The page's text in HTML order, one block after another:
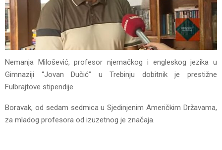
Nemanja Milošević, profesor njemačkog i engleskog jezika u
Gimnaziji “Jovan Dučić” u Trebinju dobitnik je prestižne
Fulbrajtove stipendije.
Boravak, od sedam sedmica u Sjedinjenim Američkim Državama,
za mladog profesora od izuzetnog je značaja.